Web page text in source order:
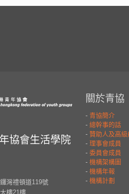
協會生活學院
灣禮頓道119號
樓21樓